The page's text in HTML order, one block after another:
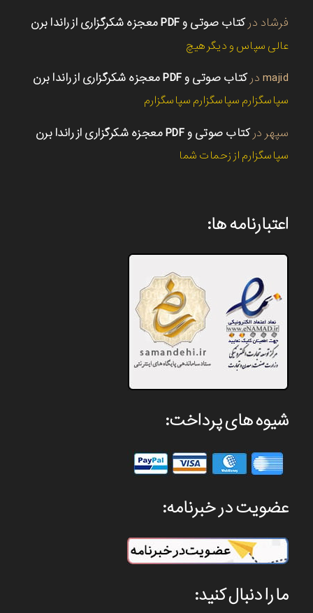
فرشاد درکتاب صوتی و PDF معجزه شکرگزاری از راندا برن
عالی سپاس و دیگر هیچ
majid درکتاب صوتی و PDF معجزه شکرگزاری از راندا برن
سپاسگزارم سپاسگزارم سپاسگزارم
سپهر درکتاب صوتی و PDF معجزه شکرگزاری از راندا برن
سپاسگزارم از زحمات شما
اعتبارنامه ها:
شیوه های پرداخت:
عضویت در خبرنامه:
ما را دنبال کنید: